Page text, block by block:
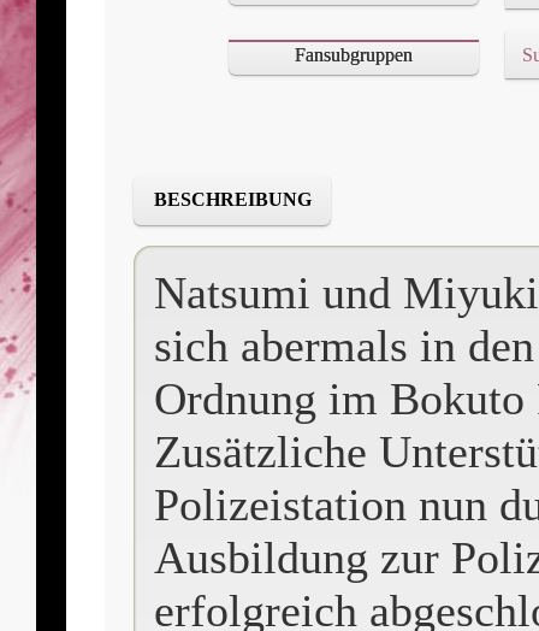
Fansubgruppen
BESCHREIBUNG
Natsumi und
sich abermals in
Ordnung im
Zusätzliche
Polizeistation nun
Ausbildung zur
erfolgreich